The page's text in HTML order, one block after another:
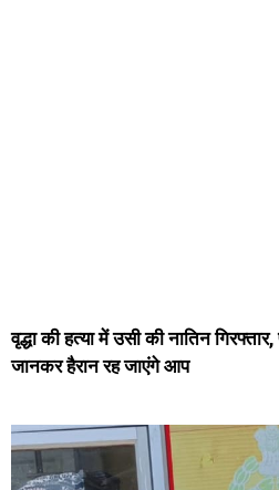
वृद्धा की हत्या में उसी की नातिन
जानकर हैरान रह जाएंगे आप